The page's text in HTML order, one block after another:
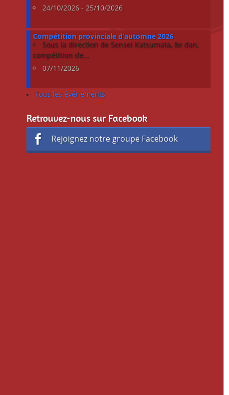
24/10/2026 - 25/10/2026
Compétition provinciale d’automne 2026
Sous la direction de Sensei Katsumata, 8e dan,
compétition de...
07/11/2026
Tous les événements
Retrouvez-nous sur Facebook
Rejoignez notre groupe Facebook